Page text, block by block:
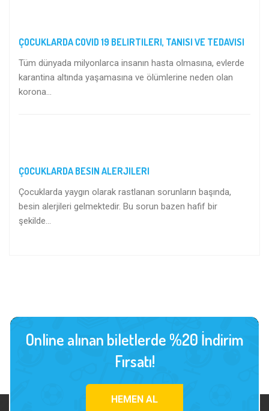
ÇOCUKLARDA COVID 19 BELIRTILERI, TANISI VE TEDAVISI
Tüm dünyada milyonlarca insanın hasta olmasına, evlerde
karantina altında yaşamasına ve ölümlerine neden olan
korona...
ÇOCUKLARDA BESIN ALERJILERI
Çocuklarda yaygın olarak rastlanan sorunların başında,
besin alerjileri gelmektedir. Bu sorun bazen hafif bir
şekilde...
Online alınan biletlerde %20 İndirim
Fırsatı!
HEMEN AL